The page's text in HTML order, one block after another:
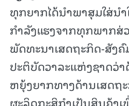
ທຸກຍາກໄດ້ນຳພາສຸມໃສ່ນໍ
ກໍາລັງແຮງຈາກທຸກພາກສ່
ພັດທະນາເສດຖະກິດ-ສັງ
ປະຕິບັດວາລະແຫ່ງຊາດວ່
ຫຍຸ້ງຍາກທາງດ້ານເສດຖ
ຜະລິດກະສິກຳເປັນສິນຄ້າ